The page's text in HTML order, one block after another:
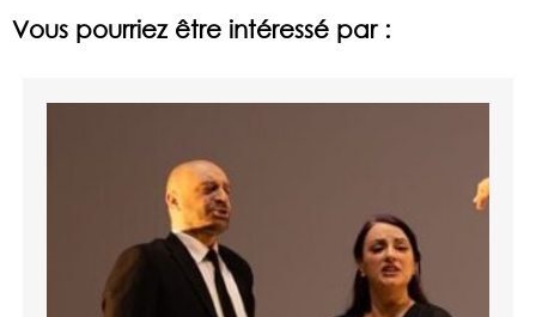
Vous pourriez être intéressé par :